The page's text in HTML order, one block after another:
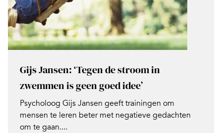
Gijs Jansen: ‘Tegen de stroom in
zwemmen is geen goed idee’
Psycholoog Gijs Jansen geeft trainingen om
mensen te leren beter met negatieve gedachten
om te gaan....